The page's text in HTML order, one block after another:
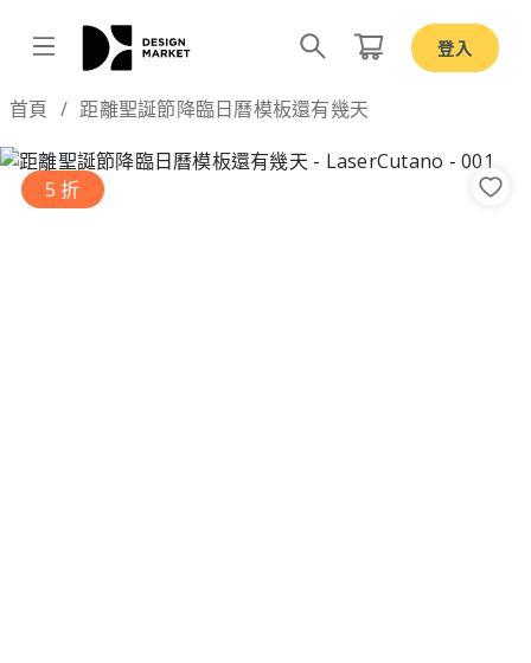
登入
首頁 距離聖誕節降臨日曆模板還有幾天
5 折